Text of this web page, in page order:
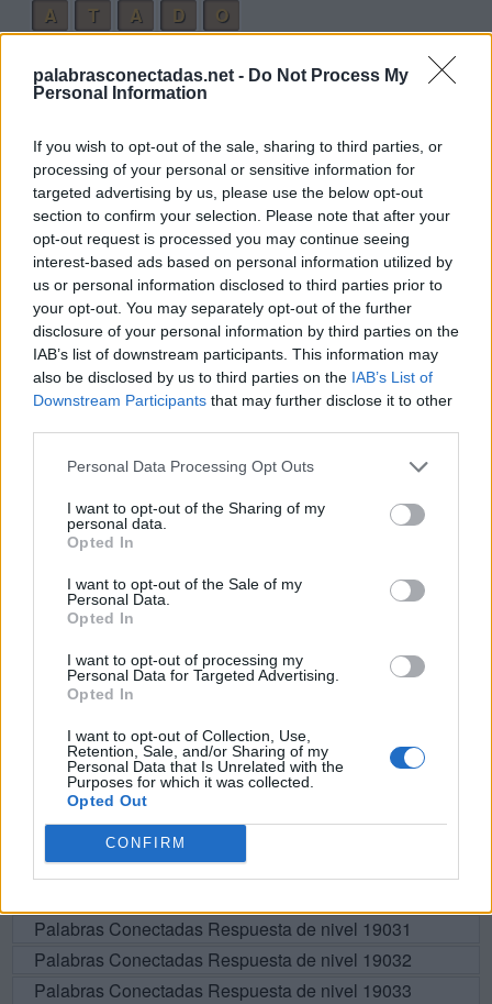
palabrasconectadas.net - Do Not Process My
Personal Information
If you wish to opt-out of the sale, sharing to third parties, or
processing of your personal or sensitive information for
targeted advertising by us, please use the below opt-out
section to confirm your selection. Please note that after your
opt-out request is processed you may continue seeing
interest-based ads based on personal information utilized by
us or personal information disclosed to third parties prior to
your opt-out. You may separately opt-out of the further
disclosure of your personal information by third parties on the
IAB’s list of downstream participants. This information may
also be disclosed by us to third parties on the IAB’s List of
Downstream Participants that may further disclose it to other
Personal Data Processing Opt Outs
I want to opt-out of the Sharing of my
personal data.
Opted In
I want to opt-out of the Sale of my
Personal Data.
Opted In
I want to opt-out of processing my
Personal Data for Targeted Advertising.
Opted In
I want to opt-out of Collection, Use,
Retention, Sale, and/or Sharing of my
Personal Data that Is Unrelated with the
Purposes for which it was collected.
Opted Out
CONFIRM
A
T A D
O
B
A T I D
O
Palabras extra:
B
O T
A
D
A T
A
A
B A
D
O
D I
A
O
D I A B
A
D
O T A B
A
B
O T A D
A
I O T
A
A
O T
A T
I T
A
BUSCAR MÁS
RESPUESTAS
Por favor seleccione los niveles:
Palabras Conectadas Respuesta de nivel 19031
Palabras Conectadas Respuesta de nivel 19032
Palabras Conectadas Respuesta de nivel 19033